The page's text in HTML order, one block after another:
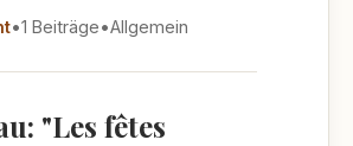
•1 Beiträge•Allgemein
"Les fêtes